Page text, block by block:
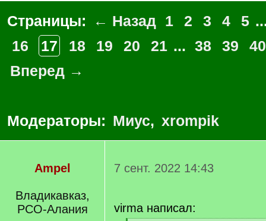
Страницы: ← Назад 1 2 3 4 5
16
17 18 19 20 21 ... 38 39
40
Вперед →
Модераторы: Миус, xrompik
Ampel
Владикавказ,
РСО-Алания
7 сент. 2022 14:43
virma написал: